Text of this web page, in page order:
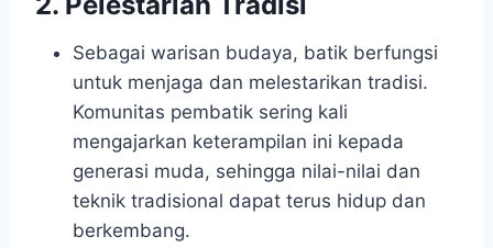
Sebagai warisan budaya, batik berfungsi
untuk menjaga dan melestarikan tradisi.
Komunitas pembatik sering kali
mengajarkan keterampilan ini kepada
generasi muda, sehingga nilai-nilai dan
teknik tradisional dapat terus hidup dan
berkembang.